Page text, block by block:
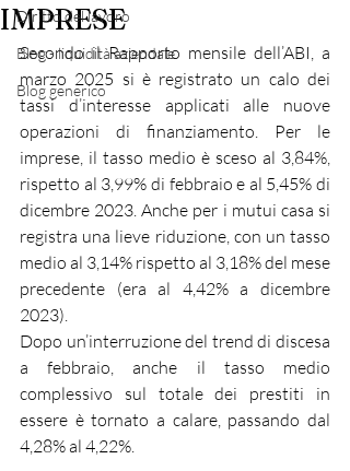
Diritto del lavoro
Blog - liquidità aziendale
Blog generico
IMPRESE
Secondo il Rapporto mensile dell’ABI, a
marzo 2025 si è registrato un calo dei
tassi d’interesse applicati alle nuove
operazioni di finanziamento. Per le
imprese, il tasso medio è sceso al 3,84%,
rispetto al 3,99% di febbraio e al 5,45% di
dicembre 2023. Anche per i mutui casa si
registra una lieve riduzione, con un tasso
medio al 3,14% rispetto al 3,18% del mese
precedente (era al 4,42% a dicembre
2023).
Dopo un’interruzione del trend di discesa
a febbraio, anche il tasso medio
complessivo sul totale dei prestiti in
essere è tornato a calare, passando dal
4,28% al 4,22%.